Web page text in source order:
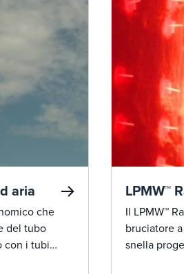
aria
che
del tubo
con i tubi
LPMW™
Il LPMW™
bruciatore
snella